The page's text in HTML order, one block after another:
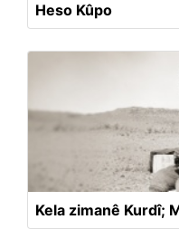
Heso Kûpo
Kela zimanê Kurdî;